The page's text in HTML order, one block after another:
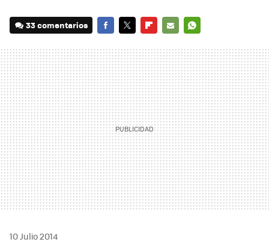
33 comentarios
MAIL
10 Julio 2014